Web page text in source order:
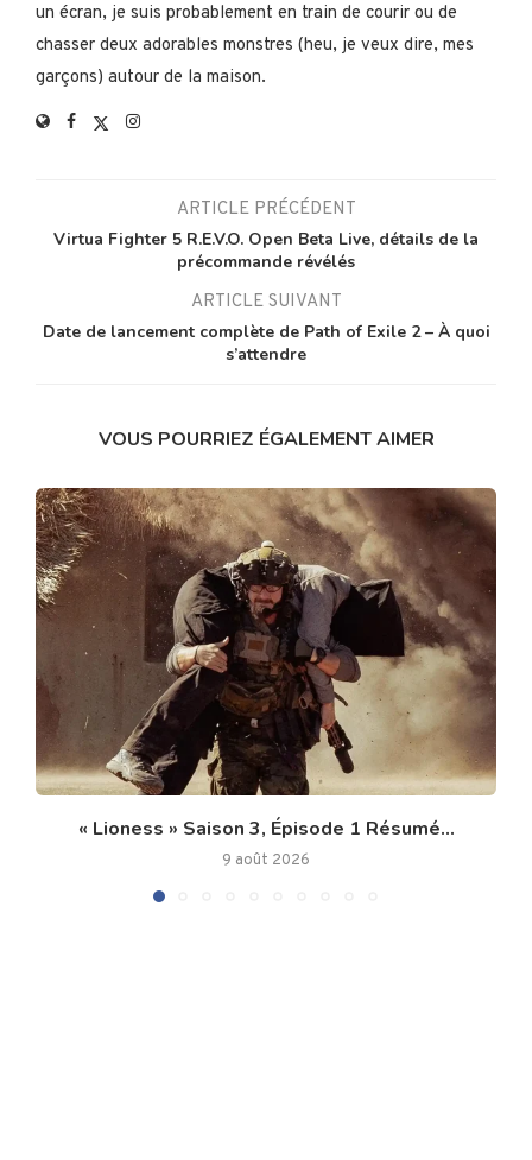
un écran, je suis probablement en train de courir ou de
chasser deux adorables monstres (heu, je veux dire, mes
garçons) autour de la maison.
ARTICLE PRÉCÉDENT
Virtua Fighter 5 R.E.V.O. Open Beta Live, détails de la
précommande révélés
ARTICLE SUIVANT
Date de lancement complète de Path of Exile 2 – À quoi
s’attendre
VOUS POURRIEZ ÉGALEMENT AIMER
« Lioness » Saison 3, Épisode 1 Résumé...
9 août 2026